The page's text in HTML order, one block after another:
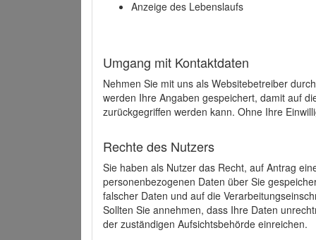
Anzeige des Lebenslaufs
Umgang mit Kontaktdaten
Nehmen Sie mit uns als Websitebetreiber
werden Ihre Angaben gespeichert, damit auf
zurückgegriffen werden kann. Ohne Ihre
Rechte des Nutzers
Sie haben als Nutzer das Recht, auf Antrag
personenbezogenen Daten über Sie
falscher Daten und auf die
Sollten Sie annehmen, dass Ihre Daten
der zuständigen Aufsichtsbehörde einreichen.